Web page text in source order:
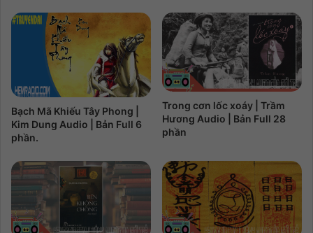
Bạch Mã Khiếu Tây Phong |
Kim Dung Audio | Bản Full 6
phần.
Trong cơn lốc xoáy | Trầm
Hương Audio | Bản Full 28
phần